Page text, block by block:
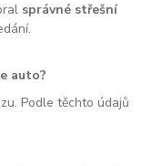
správné střešní
auto?
Podle těchto údajů